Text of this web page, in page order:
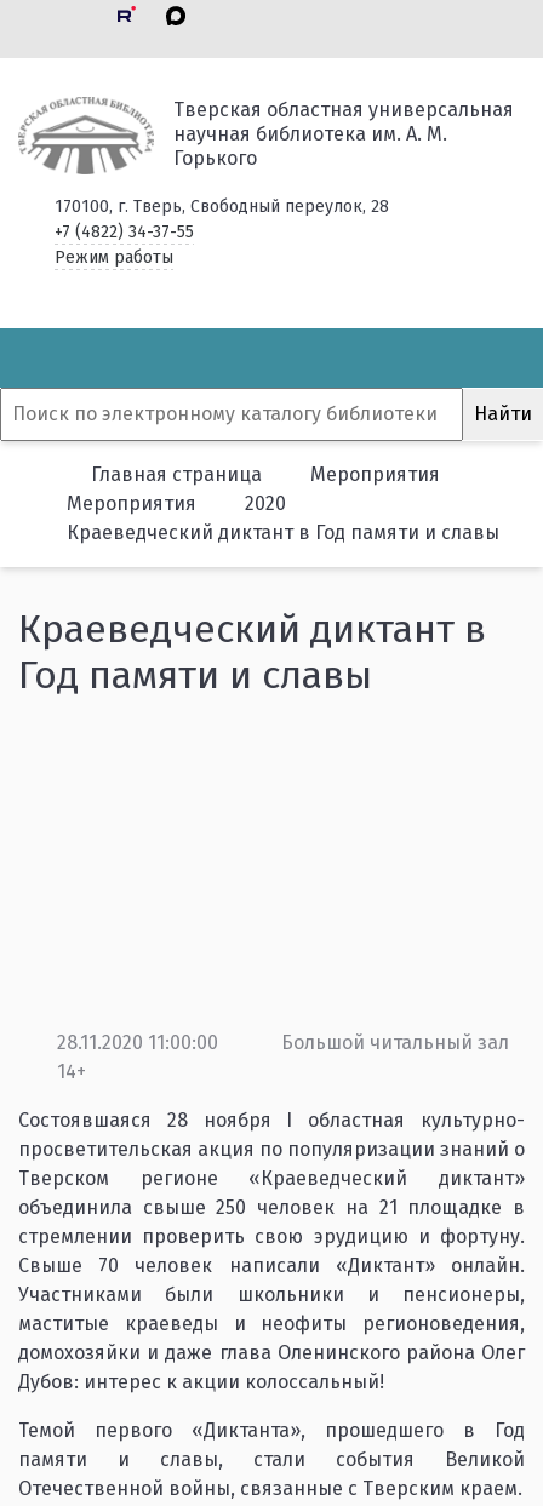
Тверская областная универсальная
научная библиотека им. А. М.
Горького
170100, г. Тверь, Свободный переулок, 28
+7 (4822) 34-37-55
Режим работы
Главная страница
Мероприятия
Мероприятия
2020
Краеведческий диктант в Год памяти и славы
Краеведческий диктант в
Год памяти и славы
28.11.2020 11:00:00
Большой читальный зал
14+
Состоявшаяся 28 ноября I областная культурно-
просветительская акция по популяризации знаний о
Тверском регионе «Краеведческий диктант»
объединила свыше 250 человек на 21 площадке в
стремлении проверить свою эрудицию и фортуну.
Свыше 70 человек написали «Диктант» онлайн.
Участниками были школьники и пенсионеры,
маститые краеведы и неофиты регионоведения,
домохозяйки и даже глава Оленинского района Олег
Дубов: интерес к акции колоссальный!
Темой первого «Диктанта», прошедшего в Год
памяти и славы, стали события Великой
Отечественной войны, связанные с Тверским краем.